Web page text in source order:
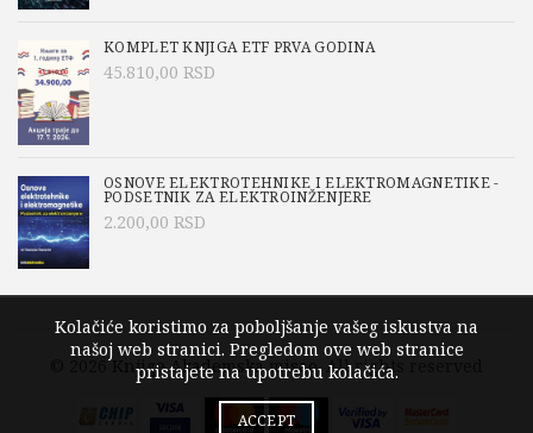
KOMPLET KNJIGA ETF PRVA GODINA
45.810,00 RSD
OSNOVE ELEKTROTEHNIKE I ELEKTROMAGNETIKE -
PODSETNIK ZA ELEKTROINŽENJERE
2.200,00 RSD
© 2026 Knjige Akademska misao. All rights reserved
Kolačiće koristimo za poboljšanje vašeg iskustva na
našoj web stranici. Pregledom ove web stranice
pristajete na upotrebu kolačića.
ACCEPT